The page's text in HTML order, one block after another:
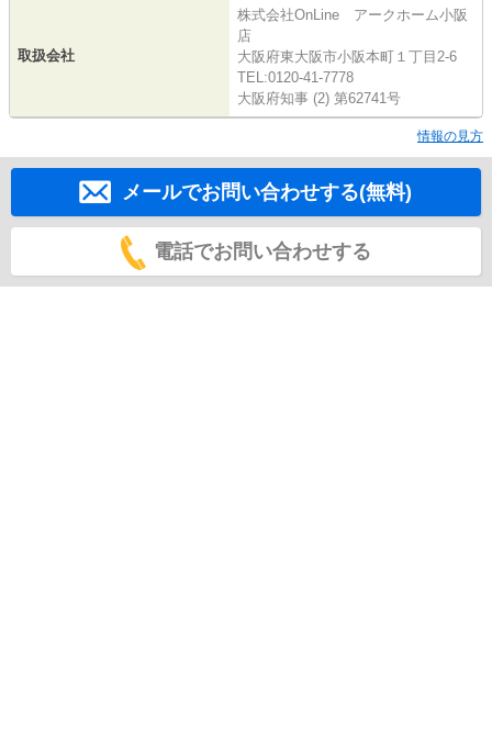
取扱会社
株式会社OnLine アークホーム小阪
店
大阪府東大阪市小阪本町１丁目2-6
TEL:0120-41-7778
大阪府知事 (2) 第62741号
情報の見方
メールでお問い合わせする(無料)
電話でお問い合わせする